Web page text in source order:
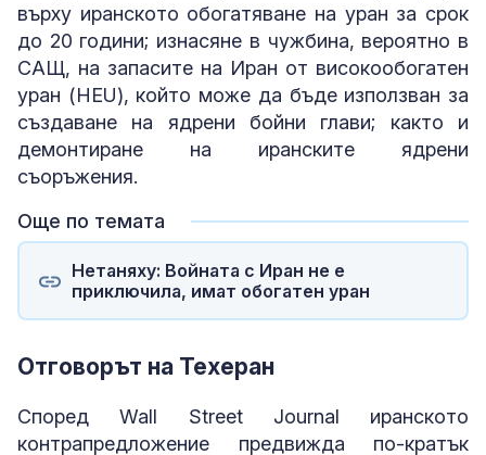
върху иранското обогатяване на уран за срок
до 20 години; изнасяне в чужбина, вероятно в
САЩ, на запасите на Иран от високообогатен
уран (HEU), който може да бъде използван за
създаване на ядрени бойни глави; както и
демонтиране на иранските ядрени
съоръжения.
Още по темата
Нетаняху: Войната с Иран не е
приключила, имат обогатен уран
Отговорът на Техеран
Според Wall Street Journal иранското
контрапредложение предвижда по-кратък